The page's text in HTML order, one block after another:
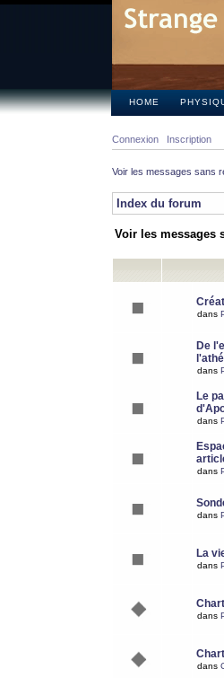
HOME
Connexion Inscription
Voir les messages sans
Index du forum
Voir les messages
dans
De
dans
Le
dans
dans
dans
La
dans
dans
dans